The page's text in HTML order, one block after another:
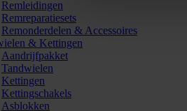
Remleidingen
Remreparatiesets
Remonderdelen & Accessoires
& Kettingen
Aandrijfpakket
Tandwielen
Kettingen
Kettingschakels
Asblokken